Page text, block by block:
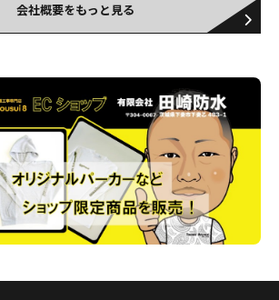
会社概要をもっと見る